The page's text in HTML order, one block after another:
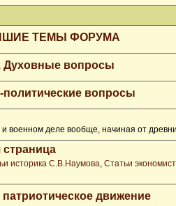
ТЕМЫ ФОРУМА
Духовные вопросы
вопросы
военном деле вообще, начиная от
страница
историка С.В.Наумова, Статьи
движение